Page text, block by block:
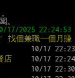
找個兼職一個月賺
店